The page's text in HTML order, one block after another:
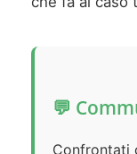
💬
Confrontati